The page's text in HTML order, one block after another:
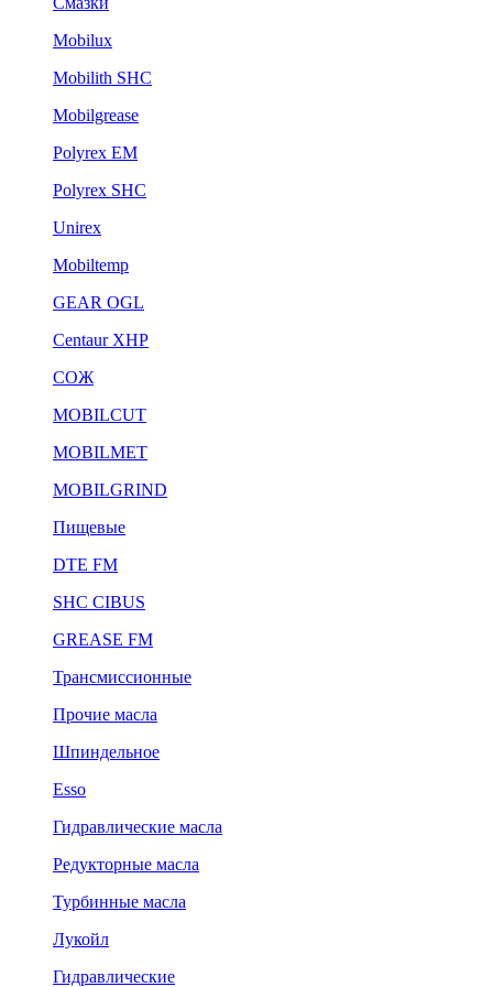
Mobilux
Mobilith SHC
Mobilgrease
Polyrex EM
Polyrex SHC
Unirex
Mobiltemp
GEAR OGL
Centaur XHP
СОЖ
MOBILCUT
MOBILMET
MOBILGRIND
Пищевые
DTE FM
SHC CIBUS
GREASE FM
Трансмиссионные
Прочие масла
Шпиндельное
Esso
Гидравлические масла
Редукторные масла
Турбинные масла
Лукойл
Гидравлические